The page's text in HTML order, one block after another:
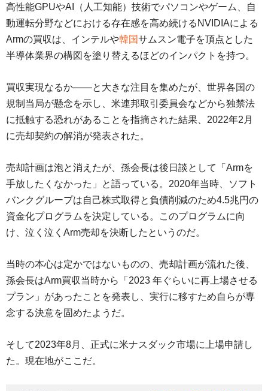
高性能GPUやAI（人工知能）技術でパソコンやゲーム、自
動運転分野などにおける存在感を高め続けるNVIDIAによる
Armの買収は、インテルや韓国サムスン電子を頂点とした
半導体業界の構図を塗り替えるほどのインパクトを持つ。
買収実現なるか――と大きな注目を集めたが、世界各国の
規制当局が懸念を示し、米連邦取引委員会などから独禁法
に抵触する恐れがあることを指摘された結果、2022年2月
に売却契約の解消が発表された。
売却計画は泡と消えたが、孫会長は後日談として「Armを
手放したくなかった」と語っている。2020年当時、ソフト
バンクグループは自己株式取得と負債削減のため4.5兆円の
資金化プログラムを決定している。このプログラムに向
け、泣く泣くArm売却を決断したというのだ。
当時の本心は定かではないものの、売却計画が流れた後、
孫会長はArm買収当時から「2023 年ぐらいに再上場させる
プラン」があったことを発表し、実行に移すため自らが専
念する決意を固めたようだ。
そして2023年8月、正式に米ナスダック市場に上場申請し
た。現在地がここだ。